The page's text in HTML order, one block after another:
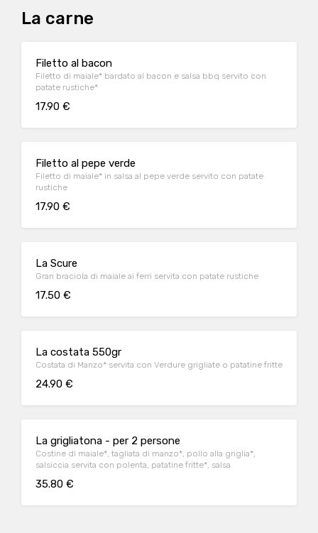
La carne
Filetto al bacon
Filetto di maiale* bardato al bacon e salsa bbq servito con
patate rustiche*
17.90 €
Filetto al pepe verde
Filetto di maiale* in salsa al pepe verde servito con patate
rustiche
17.90 €
La Scure
Gran braciola di maiale ai ferri servita con patate rustiche
17.50 €
La costata 550gr
Costata di Manzo* servita con Verdure grigliate o patatine fritte
24.90 €
La grigliatona - per 2 persone
Costine di maiale*, tagliata di manzo*, pollo alla griglia*,
salsiccia servita con polenta, patatine fritte*, salsa
35.80 €